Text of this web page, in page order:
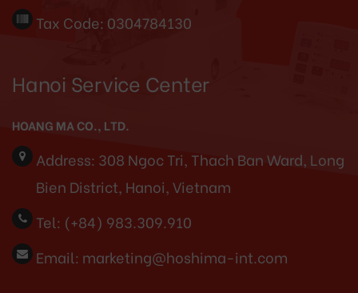
Tax Code: 0304784130
Hanoi Service Center
HOANG MA CO., LTD.
Address: 308 Ngoc Tri, Thach Ban Ward, Long
Bien District, Hanoi, Vietnam
Tel: (+84) 983.309.910
Email: marketing@hoshima-int.com